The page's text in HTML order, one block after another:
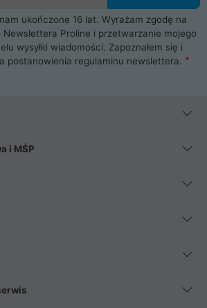
ukończone 16 lat. Wyrażam zgodę na
Newslettera Proline i przetwarzanie mojego
wysyłki wiadomości. Zapoznałem się i
postanowienia regulaminu newslettera.
i MŚP